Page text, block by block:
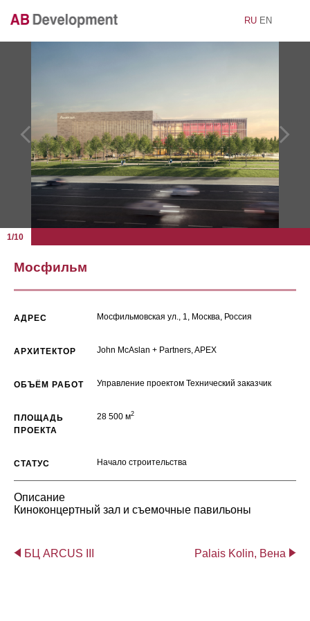
RU EN
Мосфильм
1/10
АДРЕС Мосфильмовская ул., 1, Москва, Россия
АРХИТЕКТОР John McAslan + Partners, APEX
ОБЪЁМ РАБОТ Управление проектом Технический заказчик
ПЛОЩАДЬ
ПРОЕКТА
28 500 м2
СТАТУС Начало строительства
Описание
Киноконцертный зал и съемочные павильоны
БЦ ARCUS III Palais Kolin, Вена